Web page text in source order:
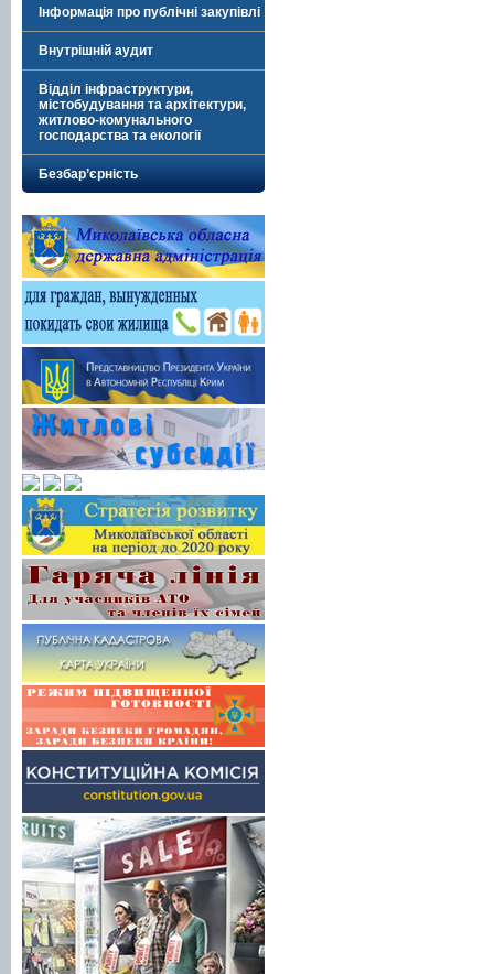
Інформація про публічні закупівлі
Внутрішній аудит
Відділ інфраструктури,
містобудування та архітектури,
житлово-комунального
господарства та екології
Безбар’єрність